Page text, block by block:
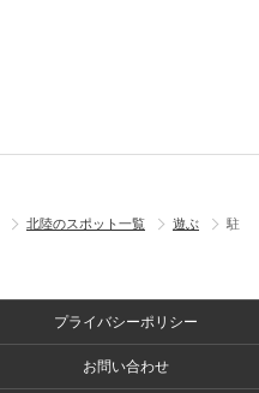
北陸のスポット一覧 遊ぶ
駐
プライバシーポリシー
お問い合わせ